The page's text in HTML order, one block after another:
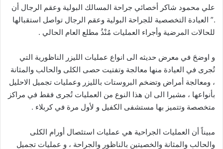
علي محمود شاكر أخصائي جراحة المسالك البولية وعقم الرجال أن
.” العيادة التخصصية للجراحة البولية وعقم الرجال تواصل استقبالها
للحالات المرضية وأجراء العمليات مُنْذُ مطلع العام الحالي .
و اوضحَ في معرض حديثه الى انواع عمليات الليزر الناظورية التي
تُجرى في العيادة منها معالجة وتفتيت حصى الكلى والحالب والمثانة
، ومعالجة أمراض وتضخم البروستات بالليزر وعمليات تجميل الاحليل
بأنواعها ، مشيرا الى ان هذا النوع من العمليات تُجرى فقط في مراكز
متخصصة وتتميز بها مستشفى الكفيل و لأول مرة في كربلاء .
مبيناً أن العمليات الجراحية هي عمليات استئصال أورام الكلى
والحالب والمثانة والخصيتين بالناظور والجراحة ، و عمليات تجميل